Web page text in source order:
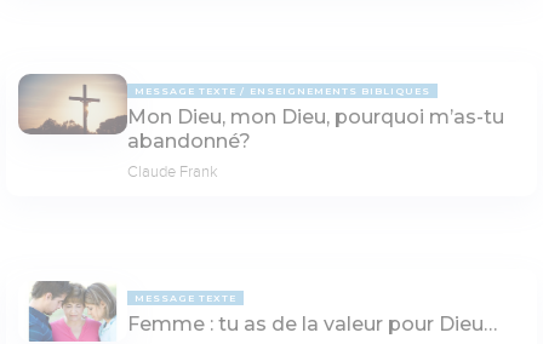
MESSAGE TEXTE ENSEIGNEMENTS BIBLIQUES
Mon Dieu, mon Dieu, pourquoi m’as-tu
abandonné?
Claude Frank
MESSAGE TEXTE
Femme : tu as de la valeur pour Dieu…